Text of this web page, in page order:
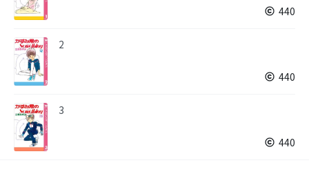
440
2
440
3
440